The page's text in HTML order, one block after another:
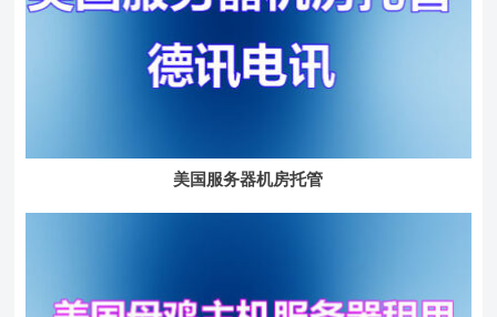
美国服务器机房托管